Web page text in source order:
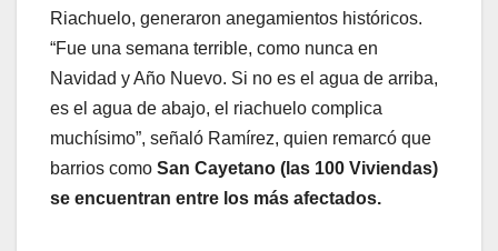
Riachuelo, generaron anegamientos históricos.
“Fue una semana terrible, como nunca en
Navidad y Año Nuevo. Si no es el agua de arriba,
es el agua de abajo, el riachuelo complica
muchísimo”, señaló Ramírez, quien remarcó que
barrios como San Cayetano (las 100 Viviendas)
se encuentran entre los más afectados.